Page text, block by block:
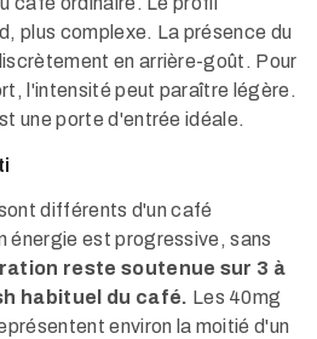
plus complexe. La présence du
en arrière-goût. Pour
l'intensité peut paraître légère.
une porte d'entrée idéale.
différents d'un café
énergie est progressive, sans
reste soutenue sur 3 à
habituel du café. Les 40mg
environ la moitié d'un